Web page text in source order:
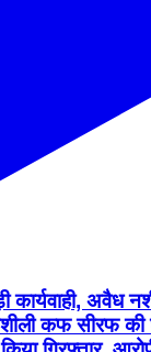
कार्यवाही, अवैध
कफ सीरफ की